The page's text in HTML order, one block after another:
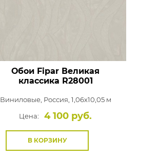
Обои Fipar Великая
классика R28001
Виниловые, Россия, 1,06x10,05 м
Цена:
4 100 руб.
В КОРЗИНУ